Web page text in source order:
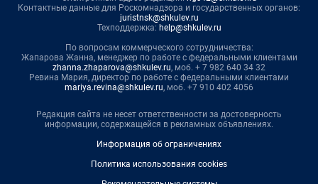
Контактные данные для Роскомнадзора и государственных органов:
juristnsk@shkulev.ru
Техподдержка: help@shkulev.ru
По вопросам коммерческого сотрудничества:
Жапарова Жанна, менеджер по работе с федеральными клиентами
zhanna.zhaparova@shkulev.ru, моб. + 7 982 640 34 32
Ревина Мария, директор по работе с федеральными клиентами
mariya.revina@shkulev.ru, моб. +7 910 402 4056
Редакция сайта не несет ответственности за достоверность
информации, содержащейся в рекламных объявлениях.
Информация об ограничениях
Политика использования cookies